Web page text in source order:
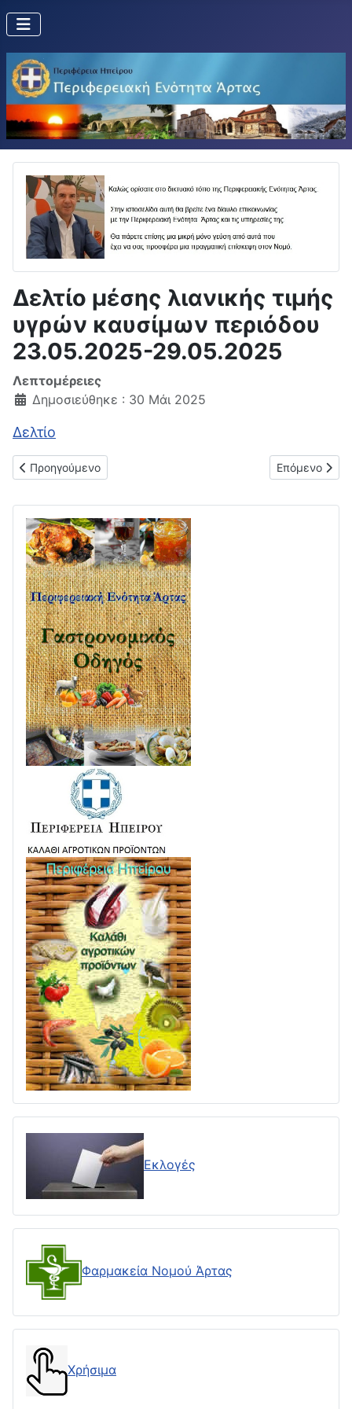
Δελτίο μέσης λιανικής τιμής
υγρών καυσίμων περιόδου
23.05.2025-29.05.2025
Λεπτομέρειες
Δημοσιεύθηκε : 30 Μάι 2025
Δελτίο
Προηγούμενο άρθρο: Δελτίο μέσης λιανικής τιμής υγρών
Προηγούμενο Επόμενο
Επόμενο
Εκλογές
Φαρμακεία Νομού Άρτας
Χρήσιμα